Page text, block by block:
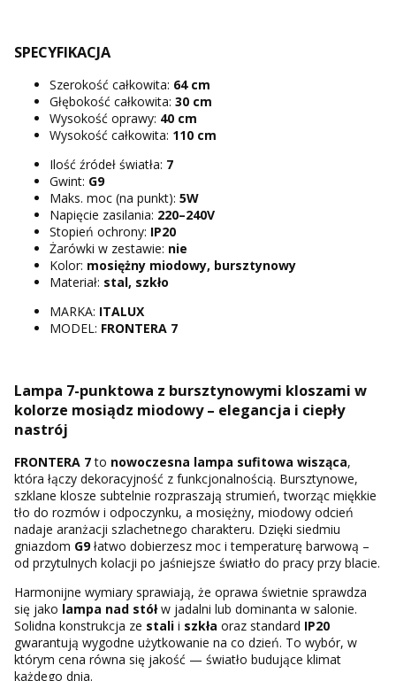
SPECYFIKACJA
Szerokość całkowita: 64 cm
Głębokość całkowita: 30 cm
Wysokość oprawy: 40 cm
Wysokość całkowita: 110 cm
Ilość źródeł światła: 7
Gwint: G9
Maks. moc (na punkt): 5W
Napięcie zasilania: 220–240V
Stopień ochrony: IP20
Żarówki w zestawie: nie
Kolor: mosiężny miodowy, bursztynowy
Materiał: stal, szkło
MARKA: ITALUX
MODEL: FRONTERA 7
Lampa 7-punktowa z bursztynowymi kloszami w
kolorze mosiądz miodowy – elegancja i ciepły
nastrój
FRONTERA 7to nowoczesna lampa sufitowa wisząca,
która łączy dekoracyjność z funkcjonalnością. Bursztynowe,
szklane klosze subtelnie rozpraszają strumień, tworząc miękkie
tło do rozmów i odpoczynku, a mosiężny, miodowy odcień
nadaje aranżacji szlachetnego charakteru. Dzięki siedmiu
gniazdom G9łatwo dobierzesz moc i temperaturę barwową –
od przytulnych kolacji po jaśniejsze światło do pracy przy blacie.
Harmonijne wymiary sprawiają, że oprawa świetnie sprawdza
się jako lampa nad stółw jadalni lub dominanta w salonie.
Solidna konstrukcja ze stali i szkła oraz standard IP20
gwarantują wygodne użytkowanie na co dzień. To wybór, w
którym cena równa się jakość — światło budujące klimat
każdego dnia.